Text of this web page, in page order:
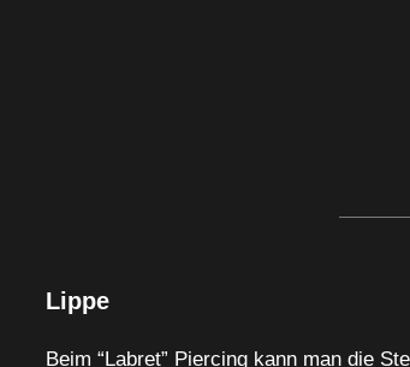
Lippe
Beim “Labret” Piercing kann man die